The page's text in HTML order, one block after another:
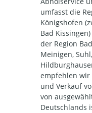
umfasst die
Königshofen
Bad
der Region
Meinigen,
empfehlen
und Verkauf
von
Deutschlands